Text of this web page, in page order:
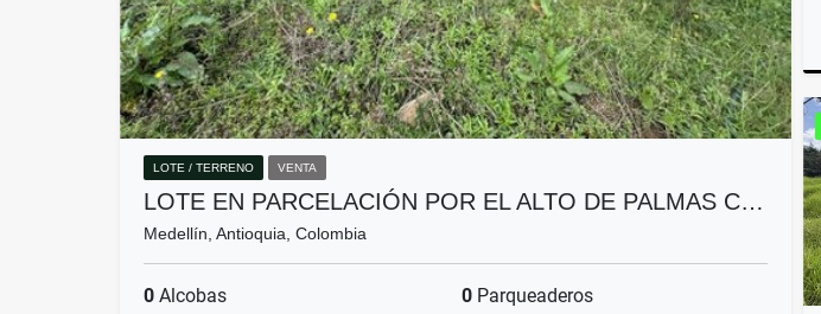
LOTE / TERRENO VENTA
LOTE EN PARCELACIÓN POR EL ALTO DE PALMAS C…
Medellín, Antioquia, Colombia
0 Alcobas 0 Parqueaderos